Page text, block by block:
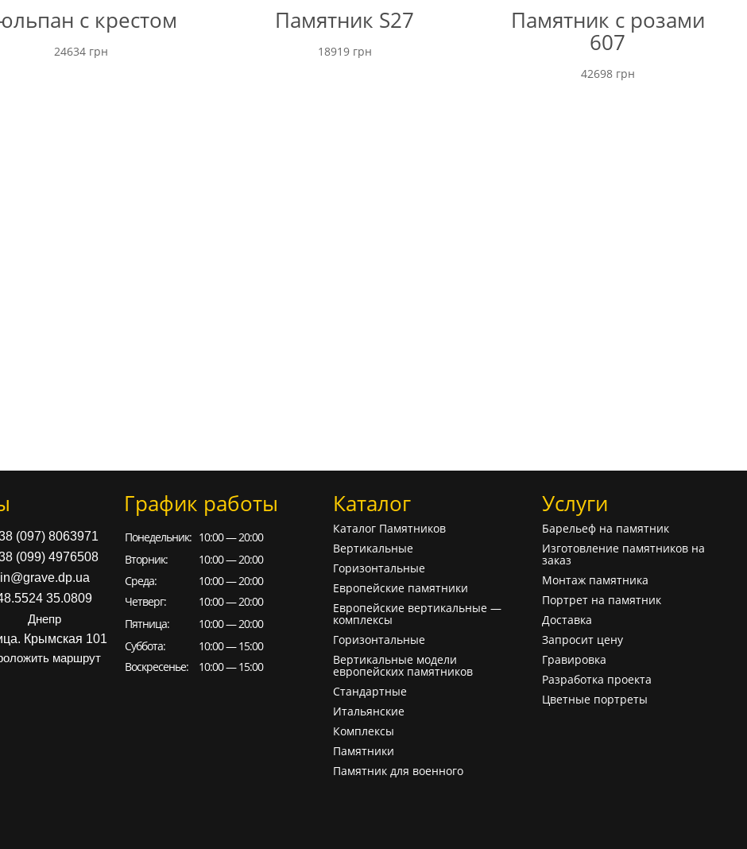
с крестом
24634 грн
Памятник S27
18919 грн
Памятник с розами
607
42698 грн
(097) 8063971
(099) 4976508
in@grave.dp.ua
35.0809
Днепр
Крымская 101
маршрут
График работы
Понедельник: 10:00 — 20:00
Вторник:
10:00 — 20:00
Среда:
10:00 — 20:00
Четверг:
10:00 — 20:00
Пятница:
10:00 — 20:00
Суббота:
10:00 — 15:00
Воскресенье:
10:00 — 15:00
Каталог
Каталог Памятников
Вертикальные
Горизонтальные
Европейские памятники
Европейские вертикальные —
комплексы
Горизонтальные
Вертикальные модели
европейских памятников
Cтандартные
Итальянские
Комплексы
Памятники
Памятник для военного
Услуги
Барельеф на памятник
Изготовление памятников на
заказ
Монтаж памятника
Портрет на памятник
Доставка
Запросит цену
Гравировка
Разработка проекта
Цветные портреты